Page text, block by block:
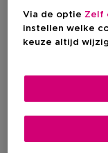
Via de optie Zelf
instellen welke
keuze altijd